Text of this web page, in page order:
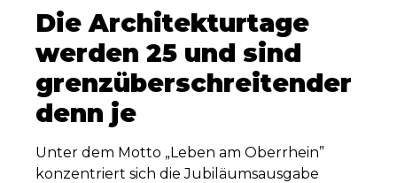
Die Architekturtage
werden 25 und sind
grenzüberschreitender
denn je
Unter dem Motto „Leben am Oberrhein”
konzentriert sich die Jubiläumsausgabe